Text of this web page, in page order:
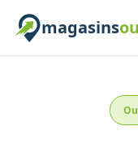
magasins